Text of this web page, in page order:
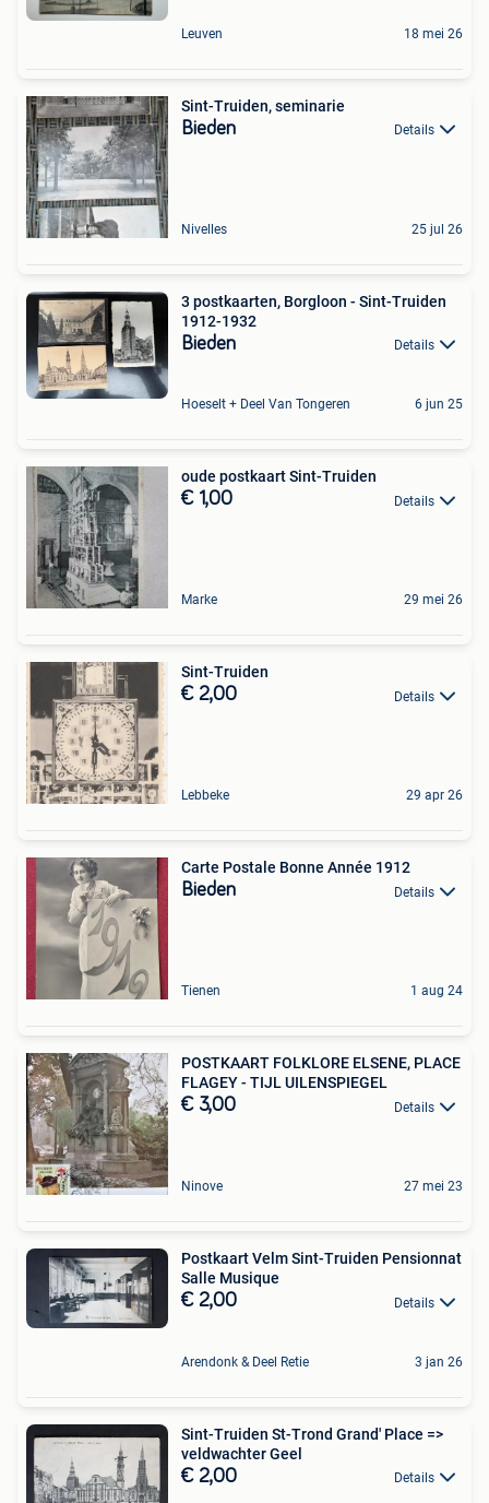
Leuven 18 mei 26
Sint-Truiden, seminarie
Bieden Details
Nivelles 25 jul 26
3 postkaarten, Borgloon - Sint-Truiden
1912-1932
Bieden Details
Hoeselt + Deel Van Tongeren 6 jun 25
oude postkaart Sint-Truiden
€ 1,00 Details
Marke 29 mei 26
Sint-Truiden
€ 2,00 Details
Lebbeke 29 apr 26
Carte Postale Bonne Année 1912
Bieden Details
Tienen 1 aug 24
POSTKAART FOLKLORE ELSENE, PLACE
FLAGEY - TIJL UILENSPIEGEL
€ 3,00 Details
Ninove 27 mei 23
Postkaart Velm Sint-Truiden Pensionnat
Salle Musique
€ 2,00 Details
Arendonk & Deel Retie 3 jan 26
Sint-Truiden St-Trond Grand' Place =>
veldwachter Geel
€ 2,00 Details